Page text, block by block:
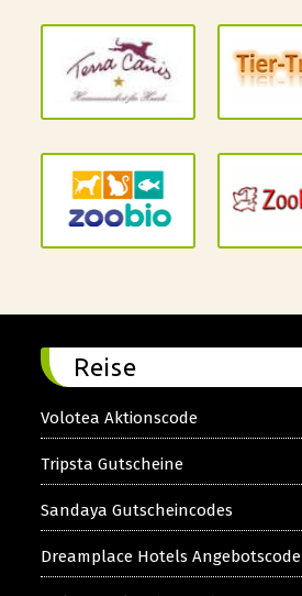
Reise
Volotea Aktionscode
Tripsta Gutscheine
Sandaya Gutscheincodes
Dreamplace Hotels Angebotscode